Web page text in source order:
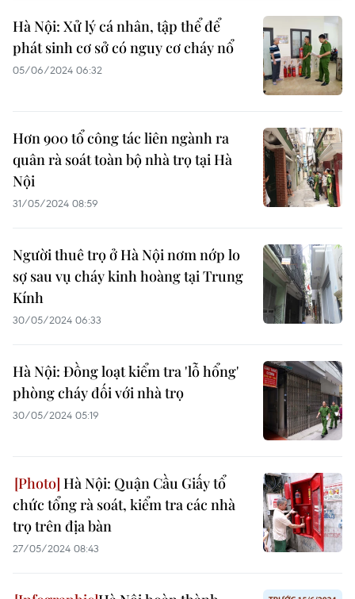
Hà Nội: Xử lý cá nhân, tập thể để
phát sinh cơ sở có nguy cơ cháy nổ
05/06/2024 06:32
Hơn 900 tổ công tác liên ngành ra
quân rà soát toàn bộ nhà trọ tại Hà
Nội
31/05/2024 08:59
Người thuê trọ ở Hà Nội nơm nớp lo
sợ sau vụ cháy kinh hoàng tại Trung
Kính
30/05/2024 06:33
Hà Nội: Đồng loạt kiểm tra 'lỗ hổng'
phòng cháy đối với nhà trọ
30/05/2024 05:19
Hà Nội: Quận Cầu Giấy tổ
chức tổng rà soát, kiểm tra các nhà
trọ trên địa bàn
27/05/2024 08:43